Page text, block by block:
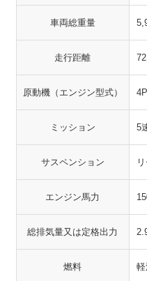
車両総重量
走行距離
原動機（エンジン型式）
ミッション 5
サスペンション
エンジン馬力
総排気量又は定格出力
燃料 軽